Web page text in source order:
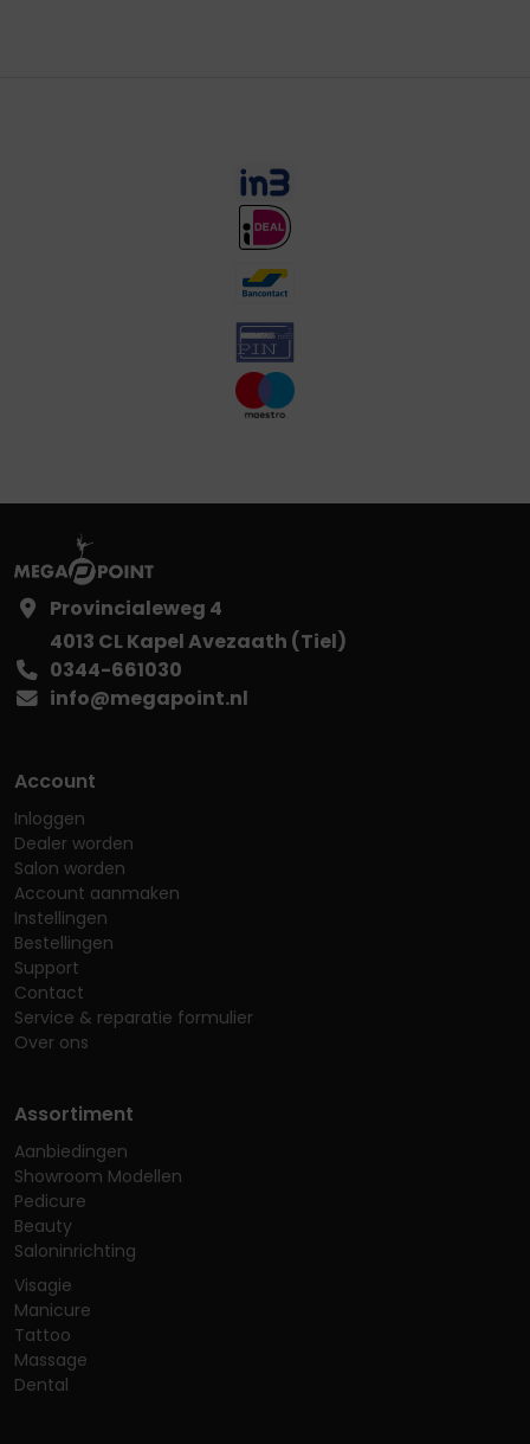
Provincialeweg 4
4013 CL Kapel Avezaath (Tiel)
0344-661030
info@megapoint.nl
Account
Inloggen
Dealer worden
Salon worden
Account aanmaken
Instellingen
Bestellingen
Support
Contact
Service & reparatie formulier
Over ons
Assortiment
Aanbiedingen
Showroom Modellen
Pedicure
Beauty
Saloninrichting
Visagie
Manicure
Tattoo
Massage
Dental